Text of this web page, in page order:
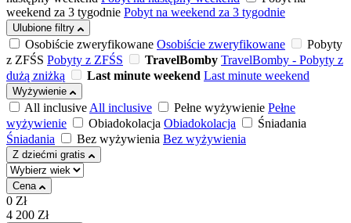
weekend za 3 tygodnie Pobyt na weekend za 3 tygodnie
Ulubione filtry
Osobiście zweryfikowane Osobiście zweryfikowane
Pobyty
z ZFŚS Pobyty z ZFŚS TravelBomby TravelBomby - Pobyty z
dużą zniżką
Last minute weekend Last minute weekend
Wyżywienie
All inclusiveAll inclusive Pełne wyżywienie Pełne
wyżywienie
Obiadokolacja Obiadokolacja
Śniadania
Śniadania
Bez wyżywienia Bez wyżywienia
Z dziećmi gratis
Cena
0 Zł
4 200 Zł